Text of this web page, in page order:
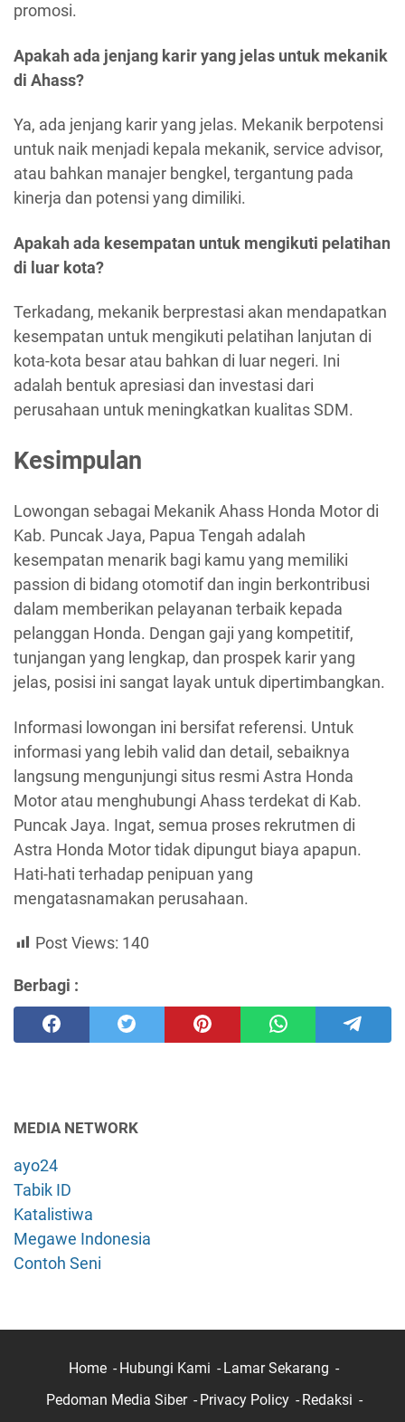
promosi.
Apakah ada jenjang karir yang jelas untuk mekanik
di Ahass?
Ya, ada jenjang karir yang jelas. Mekanik berpotensi
untuk naik menjadi kepala mekanik, service advisor,
atau bahkan manajer bengkel, tergantung pada
kinerja dan potensi yang dimiliki.
Apakah ada kesempatan untuk mengikuti pelatihan
di luar kota?
Terkadang, mekanik berprestasi akan mendapatkan
kesempatan untuk mengikuti pelatihan lanjutan di
kota-kota besar atau bahkan di luar negeri. Ini
adalah bentuk apresiasi dan investasi dari
perusahaan untuk meningkatkan kualitas SDM.
Kesimpulan
Lowongan sebagai Mekanik Ahass Honda Motor di
Kab. Puncak Jaya, Papua Tengah adalah
kesempatan menarik bagi kamu yang memiliki
passion di bidang otomotif dan ingin berkontribusi
dalam memberikan pelayanan terbaik kepada
pelanggan Honda. Dengan gaji yang kompetitif,
tunjangan yang lengkap, dan prospek karir yang
jelas, posisi ini sangat layak untuk dipertimbangkan.
Informasi lowongan ini bersifat referensi. Untuk
informasi yang lebih valid dan detail, sebaiknya
langsung mengunjungi situs resmi Astra Honda
Motor atau menghubungi Ahass terdekat di Kab.
Puncak Jaya. Ingat, semua proses rekrutmen di
Astra Honda Motor tidak dipungut biaya apapun.
Hati-hati terhadap penipuan yang
mengatasnamakan perusahaan.
Post Views: 140
Berbagi :
MEDIA NETWORK
ayo24
Tabik ID
Katalistiwa
Megawe Indonesia
Contoh Seni
Home Hubungi Kami
Lamar Sekarang
Pedoman Media Siber
Privacy Policy Redaksi